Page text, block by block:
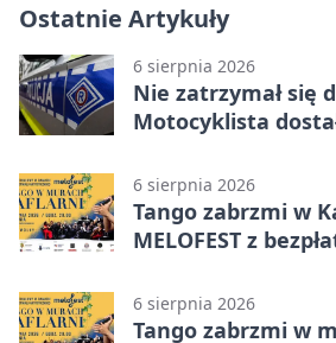
Ostatnie Artykuły
6 sierpnia 2026
Nie zatrzymał się
Motocyklista
6 sierpnia 2026
Tango zabrzmi w
MELOFEST z
6 sierpnia 2026
Tango zabrzmi w